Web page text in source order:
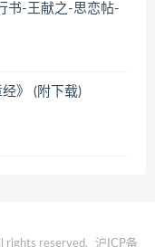
书-王献之-思恋帖-
》 (附下载)
rights reserved. 沪ICP备